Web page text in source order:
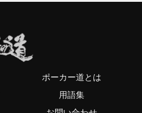
ポーカー道とは
用語集